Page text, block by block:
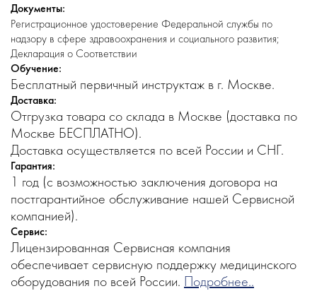
Документы:
Регистрационное удостоверение Федеральной службы по
надзору в сфере здравоохранения и социального развития;
Декларация о Соответствии
Обучение:
Бесплатный первичный инструктаж в г. Москве.
Доставка:
Отгрузка товара со склада в Москве (доставка по
Москве БЕСПЛАТНО).
Доставка осуществляется по всей России и СНГ.
Гарантия:
1 год (с возможностью заключения договора на
постгарантийное обслуживание нашей Сервисной
компанией).
Сервис:
Лицензированная Сервисная компания
обеспечивает сервисную поддержку медицинского
оборудования по всей России. Подробнее..